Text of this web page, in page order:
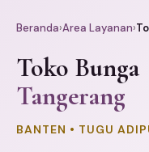
Beranda›Area Layanan›
Toko Bunga
Tangerang
BANTEN • TUGU